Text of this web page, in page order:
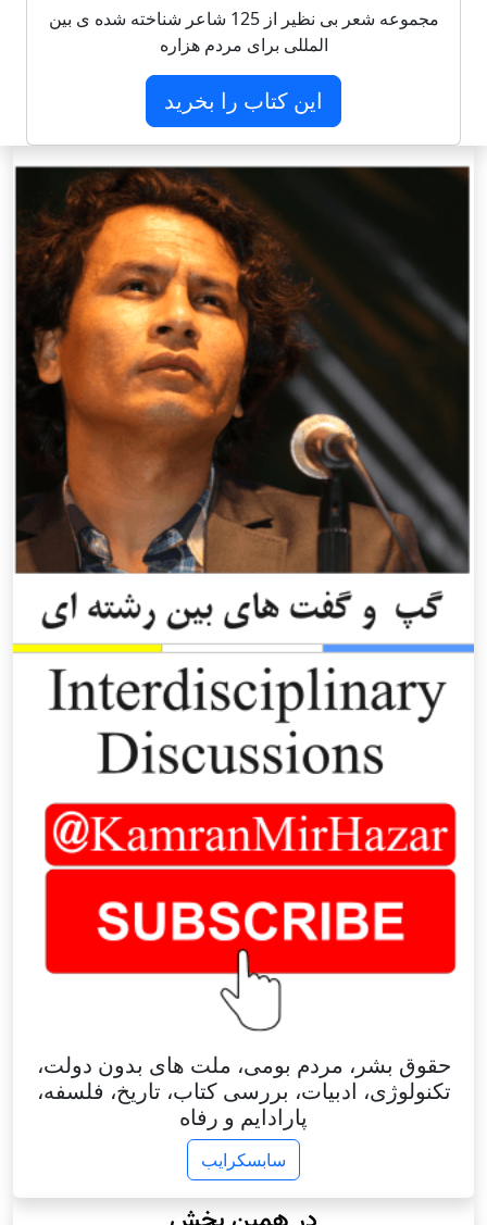
مجموعه شعر بی نظیر از 125 شاعر شناخته شده ی بین
المللی برای مردم هزاره
این کتاب را بخرید
حقوق بشر، مردم بومی، ملت های بدون دولت،
تکنولوژی، ادبیات، بررسی کتاب، تاریخ، فلسفه،
پارادایم و رفاه
سابسکرایب